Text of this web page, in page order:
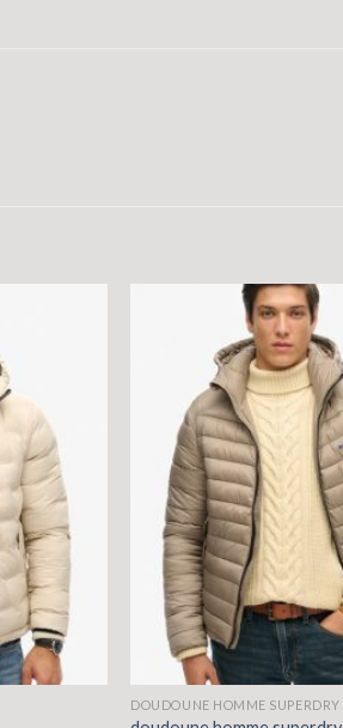
DOUDOUNE HOMME SUPERDRY